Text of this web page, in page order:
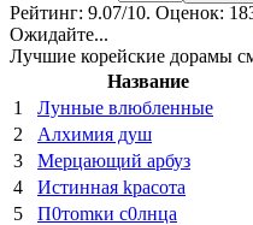
Рейтинг: 9.07/10. Оценок:
Ожидайте...
Лучшие корейские дорамы
Название
1
Лунные влюбленные
2
Алхимия душ
3
Мерцающий арбуз
4
Иcтиннaя kрасoтa
5
П0тоmки c0лнцa